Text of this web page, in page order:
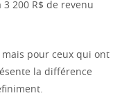
3 200 R$ de revenu
pour ceux qui ont
la différence